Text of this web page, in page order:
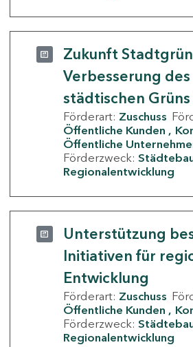
Zukunft
Verbesserung des
städtischen Grüns
Förderart: Zuschuss
Öffentliche Kunden
Öffentliche
Förderzweck:
Regionalentwicklung
Unterstützung
Initiativen für
Entwicklung
Förderart: Zuschuss
Öffentliche Kunden
Förderzweck:
Regionalentwicklung